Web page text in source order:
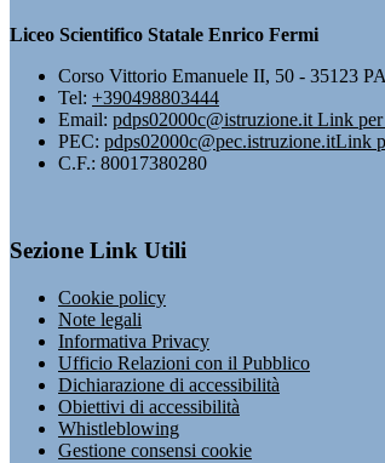
Liceo Scientifico Statale Enrico Fermi
Corso Vittorio Emanuele II, 50 - 35123
Tel: +390498803444
Email: pdps02000c@istruzione.it Link per
PEC: pdps02000c@pec.istruzione.itLink
C.F.: 80017380280
Sezione Link Utili
Cookie policy
Note legali
Informativa Privacy
Ufficio Relazioni con il Pubblico
Dichiarazione di accessibilità
Obiettivi di accessibilità
Whistleblowing
Gestione consensi cookie